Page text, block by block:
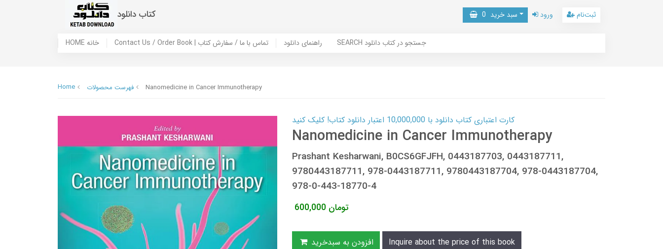
کتاب دانلود سبد خرید 0 ورود ثبت‌نام
HOME خانه Contact Us / Order Book | تماس با ما / سفارش کتاب راهنمای دانلود SEARCH جستجو در کتاب دانلود
Home فهرست محصولات Nanomedicine in Cancer Immunotherapy
کارت اعتباری کتاب دانلود با 10,000,000 اعتبار دانلود کتاب! کلیک کنید
Nanomedicine in Cancer Immunotherapy
Prashant Kesharwani, B0CS6GFJFH, 0443187703, 0443187711,
9780443187711, 978-0443187711, 9780443187704, 978-0443187704,
978-0-443-18770-4
600,000 تومان
افزودن به سبدخرید Inquire about the price of this book